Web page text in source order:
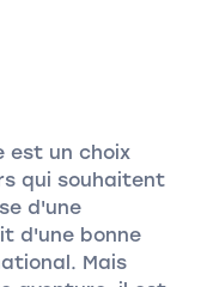
est un choix
qui souhaitent
d'une
d'une bonne
Mais